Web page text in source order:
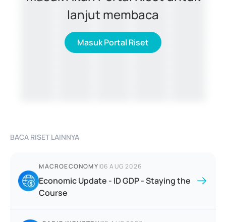
lanjut membaca
Masuk Portal Riset
BACA RISET LAINNYA
MACROECONOMY|06 AUG 2026
Economic Update - ID GDP - Staying the
Course